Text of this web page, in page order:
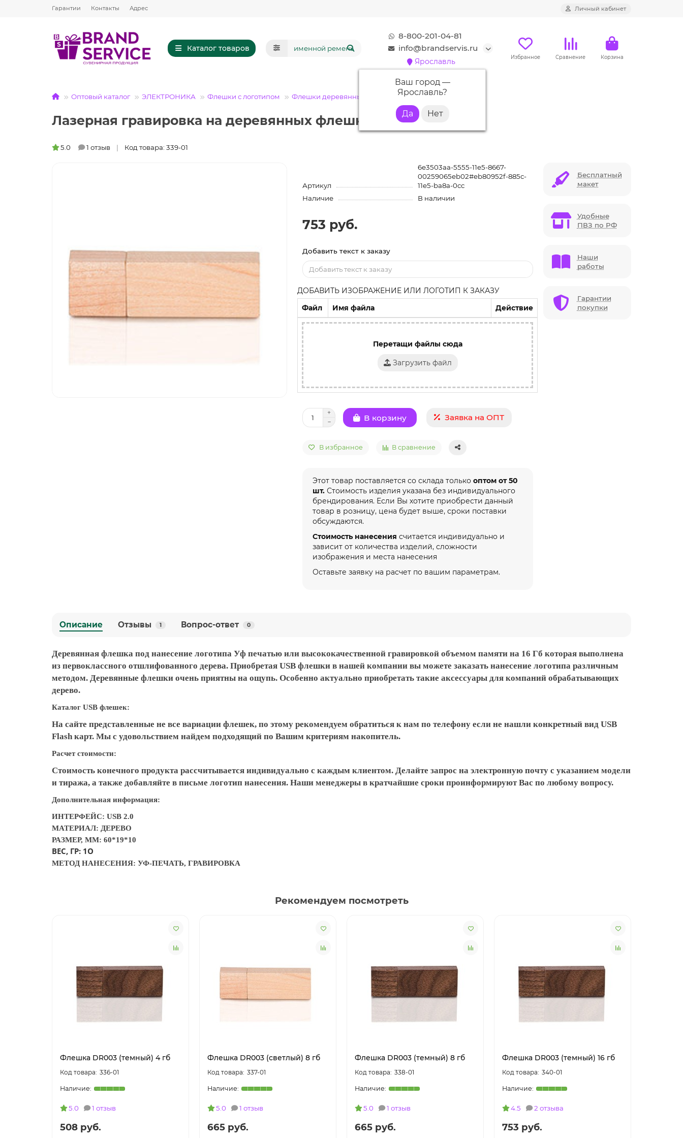
Гарантии Контакты Адрес Личный кабинет
Каталог товаров
8-800-201-04-81
info@brandservis.ru
Ярославль
Ваш город —
Ярославль?
Избранное Сравнение Корзина
Оптовый каталог ЭЛЕКТРОНИКА Флешки с логотипом Флешки деревянные Флешка DR003 (светлый) 16 гб
Лазерная гравировка на деревянных флешках
5.0 1 отзыв Код товара: 339-01
Артикул
6e3503aa-5555-11e5-8667-
00259065eb02#eb80952f-885c-
11e5-ba8a-0cc
Наличие
В наличии
753 руб.
Добавить текст к заказу
ДОБАВИТЬ ИЗОБРАЖЕНИЕ ИЛИ ЛОГОТИП К ЗАКАЗУ
Файл
Имя файла Действие
Перетащи файлы сюда
Загрузить файл
В корзину Заявка на ОПТ
В избранное В сравнение
Этот товар поставляется со склада толькооптом от 50
шт. Стоимость изделия указана без индивидуального
брендирования. Если Вы хотите приобрести данный
товар в розницу, цена будет выше, сроки поставки
обсуждаются.
Стоимость нанесения считается индивидуально и
зависит от количества изделий, сложности
изображения и места нанесения
Оставьте заявку на расчет по вашим параметрам.
Бесплатный
макет
Удобные
ПВЗ по РФ
Наши
работы
Гарантии
покупки
Описание Отзывы 1 Вопрос-ответ 0
Деревянная флешка под нанесение логотипа Уф печатью или высококачественной гравировкой объемом памяти на 16 Гб которая выполнена
из первоклассного отшлифованного дерева. Приобретая USB флешки в нашей компании вы можете заказать нанесение логотипа различным
методом. Деревянные флешки очень приятны на ощупь. Особенно актуально приобретать такие аксессуары для компаний обрабатывающих
дерево.
Каталог USB флешек:
На сайте представленные не все вариации флешек, по этому рекомендуем обратиться к нам по телефону если не нашли конкретный вид USB
Flash карт. Мы с удовольствием найдем подходящий по Вашим критериям накопитель.
Расчет стоимости:
Стоимость конечного продукта рассчитывается индивидуально с каждым клиентом. Делайте запрос на электронную почту с указанием модели
и тиража, а также добавляйте в письме логотип нанесения. Наши менеджеры в кратчайшие сроки проинформируют Вас по любому вопросу.
Дополнительная информация:
ИНТЕРФЕЙС: USB 2.0
МАТЕРИАЛ: ДЕРЕВО
РАЗМЕР, ММ: 60*19*10
ВЕС, ГР: 1О
МЕТОД НАНЕСЕНИЯ: УФ-ПЕЧАТЬ, ГРАВИРОВКА
Рекомендуем посмотреть
Флешка DR003 (темный) 4 гб
336-01
5.0 1 отзыв
508 руб.
Флешка DR003 (светлый) 8 гб
337-01
5.0 1 отзыв
665 руб.
Флешка DR003 (темный) 8 гб
338-01
5.0 1 отзыв
665 руб.
Флешка DR003 (темный) 16 гб
340-01
4.5 2 отзыва
753 руб.